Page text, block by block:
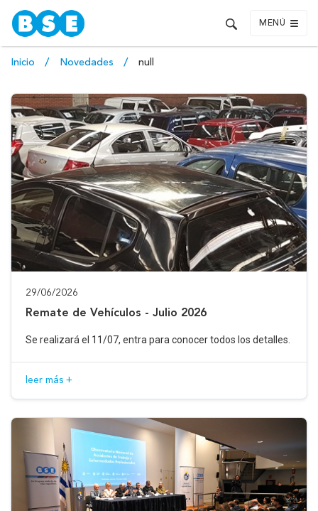
MENÚ
Inicio Novedades null
29/06/2026
Remate de Vehículos - Julio 2026
Se realizará el 11/07, entra para conocer todos los detalles.
leer más +